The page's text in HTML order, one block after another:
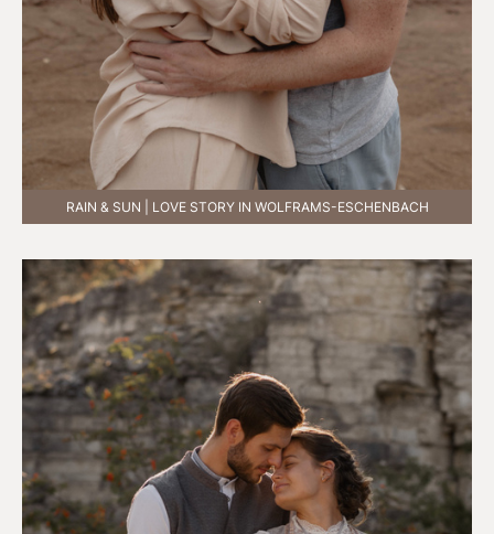
RAIN & SUN | LOVE STORY IN WOLFRAMS-ESCHENBACH